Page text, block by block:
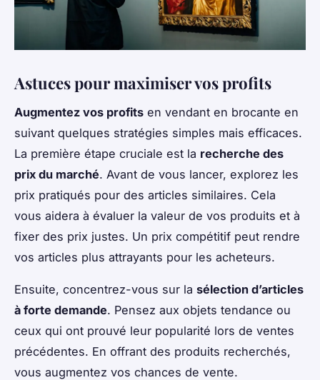
Astuces pour maximiser vos profits
Augmentez vos profits en vendant en brocante en
suivant quelques stratégies simples mais efficaces.
La première étape cruciale est la recherche des
prix du marché. Avant de vous lancer, explorez les
prix pratiqués pour des articles similaires. Cela
vous aidera à évaluer la valeur de vos produits et à
fixer des prix justes. Un prix compétitif peut rendre
vos articles plus attrayants pour les acheteurs.
Ensuite, concentrez-vous sur la sélection d’articles
à forte demande. Pensez aux objets tendance ou
ceux qui ont prouvé leur popularité lors de ventes
précédentes. En offrant des produits recherchés,
vous augmentez vos chances de vente.